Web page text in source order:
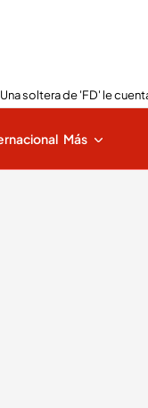
Una soltera de 'FD' le
Más